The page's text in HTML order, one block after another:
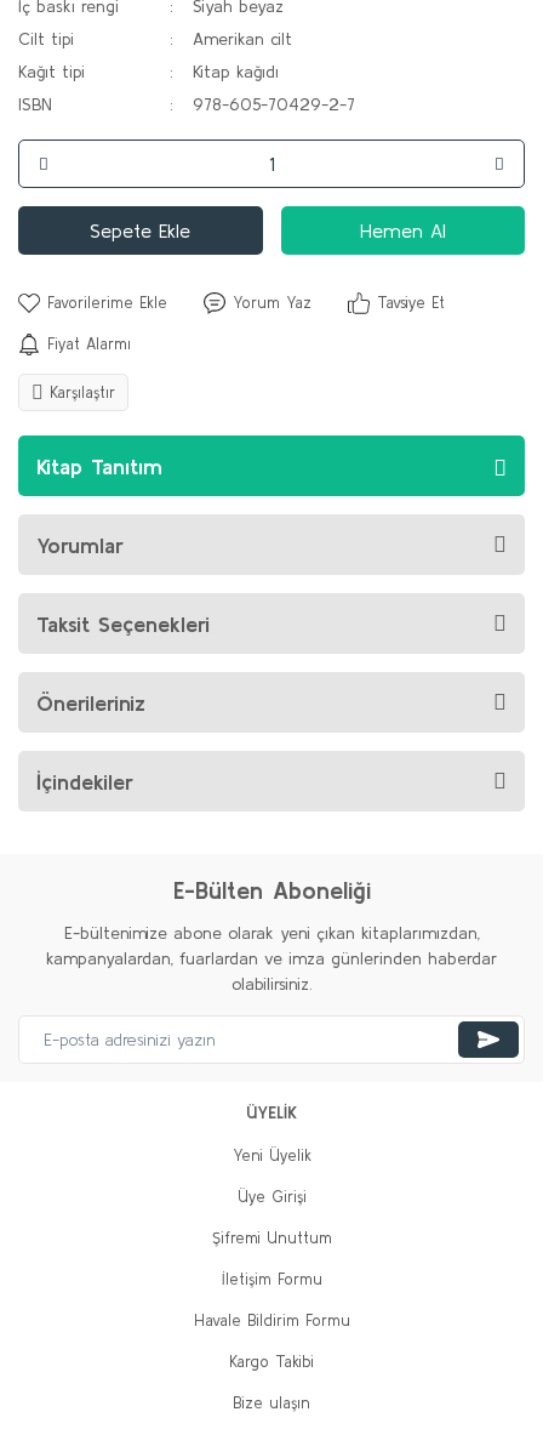
İç baskı rengi
Siyah beyaz
Cilt tipi
Amerikan cilt
Kağıt tipi
Kitap kağıdı
ISBN
978-605-70429-2-7
Sepete Ekle Hemen Al
Yorum Yaz Tavsiye Et
Fiyat Alarmı
Karşılaştır
Kitap Tanıtım
Yorumlar
Taksit Seçenekleri
Önerileriniz
İçindekiler
E-Bülten Aboneliği
E-bültenimize abone olarak yeni çıkan kitaplarımızdan,
kampanyalardan, fuarlardan ve imza günlerinden haberdar
olabilirsiniz.
ÜYELİK
Yeni Üyelik
Üye Girişi
Şifremi Unuttum
İletişim Formu
Havale Bildirim Formu
Kargo Takibi
Bize ulaşın